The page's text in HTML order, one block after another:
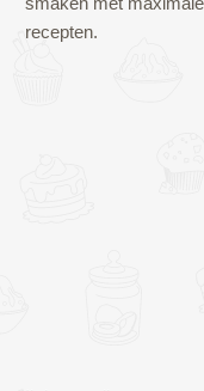
recepten.